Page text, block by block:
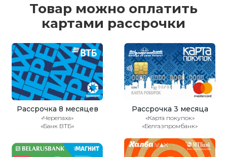
Товар можно оплатить
картами рассрочки
Рассрочка 8 месяцев
«Черепаха»
«Банк ВТБ»
Рассрочка 3 месяца
«Карта покупок»
«Белгазпромбанк»